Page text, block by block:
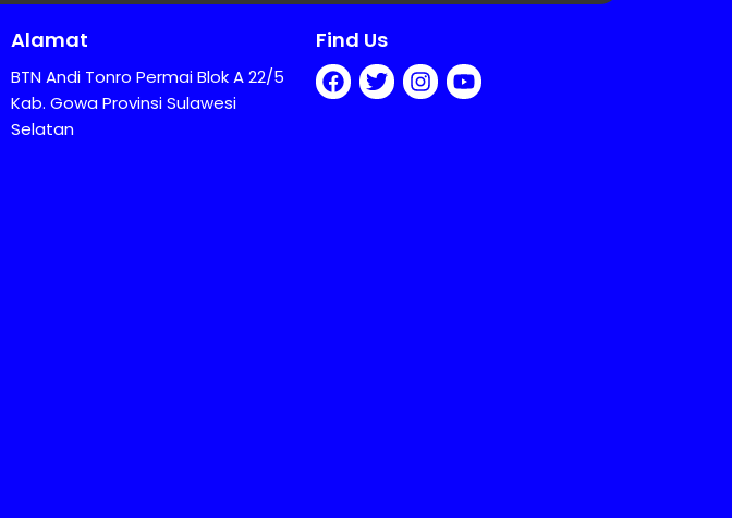
Alamat
BTN Andi Tonro Permai Blok A 22/5
Kab. Gowa Provinsi Sulawesi
Selatan
Find Us